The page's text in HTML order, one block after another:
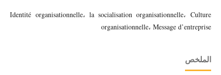
Identité organisationnelle، la socialisation organisationnelle، Culture
organisationnelle، Message d’entreprise
الملخص